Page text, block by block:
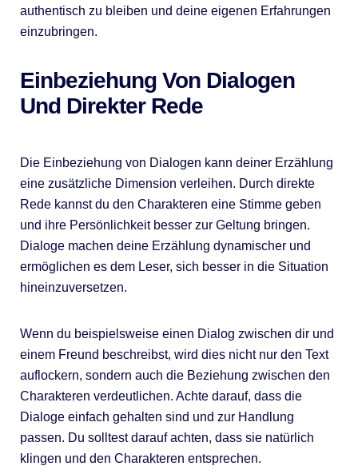
authentisch zu bleiben und deine eigenen Erfahrungen
einzubringen.
Einbeziehung Von Dialogen
Und Direkter Rede
Die Einbeziehung von Dialogen kann deiner Erzählung
eine zusätzliche Dimension verleihen. Durch direkte
Rede kannst du den Charakteren eine Stimme geben
und ihre Persönlichkeit besser zur Geltung bringen.
Dialoge machen deine Erzählung dynamischer und
ermöglichen es dem Leser, sich besser in die Situation
hineinzuversetzen.
Wenn du beispielsweise einen Dialog zwischen dir und
einem Freund beschreibst, wird dies nicht nur den Text
auflockern, sondern auch die Beziehung zwischen den
Charakteren verdeutlichen. Achte darauf, dass die
Dialoge einfach gehalten sind und zur Handlung
passen. Du solltest darauf achten, dass sie natürlich
klingen und den Charakteren entsprechen.